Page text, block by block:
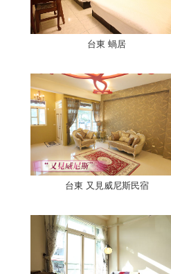
台東 蝸居
台東 又見威尼斯民宿